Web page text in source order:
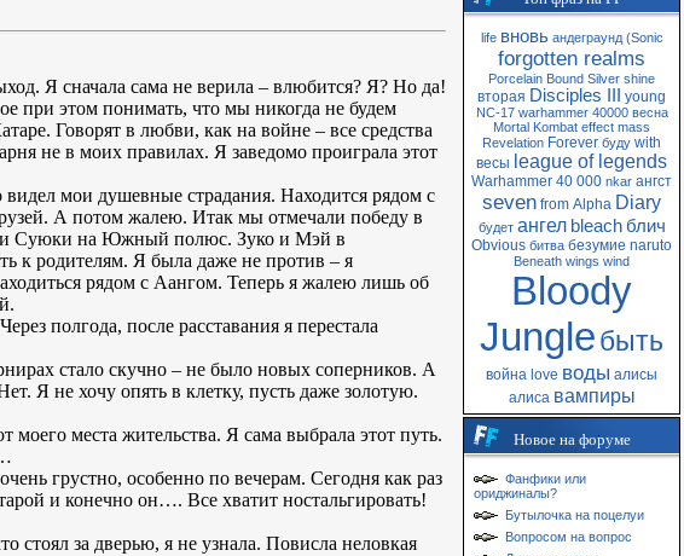
Я сначала сама не верила – влюбится? Я? Но да!
этом понимать, что мы никогда не будем
Говорят в любви, как на войне – все средства
не в моих правилах. Я заведомо проиграла этот
мои душевные страдания. Находится рядом с
А потом жалею. Итак мы отмечали победу в
и Суюки на Южный полюс. Зуко и Мэй в
к родителям. Я была даже не против – я
рядом с Аангом. Теперь я жалею лишь об
полгода, после расставания я перестала
стало скучно – не было новых соперников. А
Я не хочу опять в клетку, пусть даже золотую.
места жительства. Я сама выбрала этот путь.
грустно, особенно по вечерам. Сегодня как раз
и конечно он…. Все хватит ностальгировать!
стоял за дверью, я не узнала. Повисла неловкая
life вновь андеграунд (Sonic
forgotten realms
Porcelain Bound Silver shine
вторая Disciples III young
NC-17 warhammer 40000 весна
Mortal Kombat effect mass
Revelation Forever буду with
весы league of legends
Warhammer 40 000 nkar ангст
seven from Alpha Diary
будет ангел bleach блич
Obvious битва безумие naruto
Beneath wings wind
Bloody
Jungleбыть
война love воды алисы
алиса вампиры
Новое на форуме
Фанфики или
ориджиналы?
Бутылочка на поцелуи
Вопросом на вопрос